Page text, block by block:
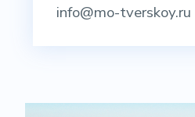
info@mo-tverskoy.ru